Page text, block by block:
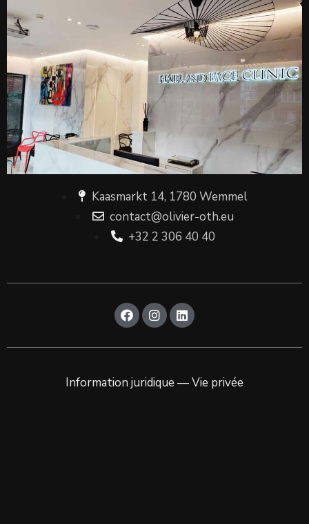
Kaasmarkt 14, 1780 Wemmel
contact@olivier-oth.eu
+32 2 306 40 40
Information juridique — Vie privée